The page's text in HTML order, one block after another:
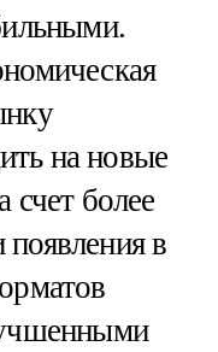
на новые
счет более
в